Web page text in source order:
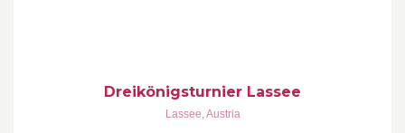
Dreikönigsturnier Lassee
Lassee,Austria